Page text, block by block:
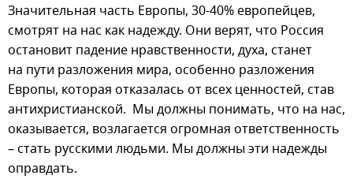
Значительная часть Европы, 30-40% европейцев,
смотрят на нас как надежду. Они верят, что Россия
остановит падение нравственности, духа, станет
на пути разложения мира, особенно разложения
Европы, которая отказалась от всех ценностей, став
антихристианской. Мы должны понимать, что на нас,
оказывается, возлагается огромная ответственность
– стать русскими людьми. Мы должны эти надежды
оправдать.